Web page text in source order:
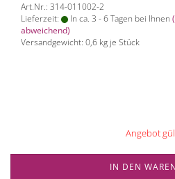
Art.Nr.: 314-011002-2
Lieferzeit:
In ca. 3 - 6 Tagen bei Ihnen
abweichend)
Versandgewicht: 0,6 kg je Stück
Angebot
IN DEN